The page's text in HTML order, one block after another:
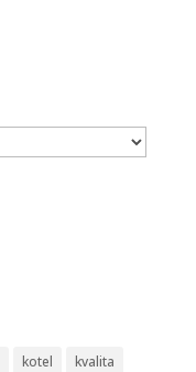
kotel
kvalita